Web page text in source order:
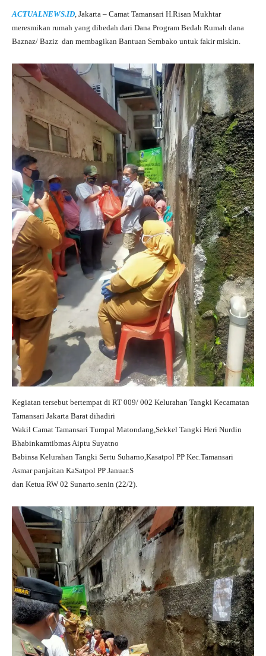
ts
A
pp
gr
a
m
bo
ok
tte
r
re
ACTUALNEWS.ID, Jakarta – Camat Tamansari H.Risan Mukhtar
meresmikan rumah yang dibedah dari Dana Program Bedah Rumah dana
Baznaz/ Baziz dan membagikan Bantuan Sembako untuk fakir miskin.
Kegiatan tersebut bertempat di RT 009/ 002 Kelurahan Tangki Kecamatan
Tamansari Jakarta Barat dihadiri
Wakil Camat Tamansari Tumpal Matondang,Sekkel Tangki Heri Nurdin
Bhabinkamtibmas Aiptu Suyatno
Babinsa Kelurahan Tangki Sertu Suharno,Kasatpol PP Kec.Tamansari
Asmar panjaitan KaSatpol PP Januar.S
dan Ketua RW 02 Sunarto.senin (22/2).